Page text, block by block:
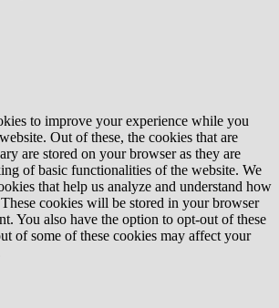
to improve your experience while you
Out of these, the cookies that are
are stored on your browser as they are
of basic functionalities of the website. We
that help us analyze and understand how
cookies will be stored in your browser
You also have the option to opt-out of these
of some of these cookies may affect your